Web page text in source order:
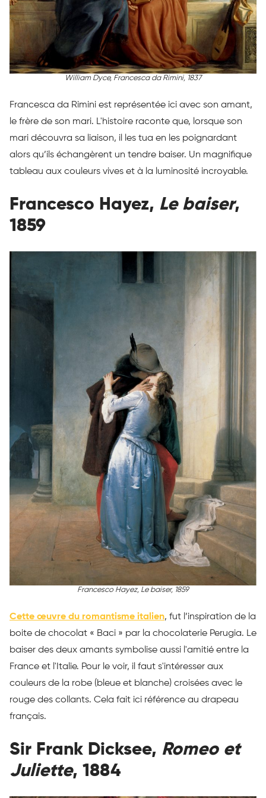
William Dyce, Francesca da Rimini, 1837
Francesca da Rimini est représentée ici avec son amant,
le frère de son mari. L'histoire raconte que, lorsque son
mari découvra sa liaison, il les tua en les poignardant
alors qu’ils échangèrent un tendre baiser. Un magnifique
tableau aux couleurs vives et à la luminosité incroyable.
Francesco Hayez, Le baiser,
1859
Francesco Hayez, Le baiser, 1859
Cette œuvre du romantisme italien, fut l’inspiration de la
boite de chocolat « Baci » par la chocolaterie Perugia. Le
baiser des deux amants symbolise aussi l'amitié entre la
France et l'Italie. Pour le voir, il faut s'intéresser aux
couleurs de la robe (bleue et blanche) croisées avec le
rouge des collants. Cela fait ici référence au drapeau
français.
Sir Frank Dicksee, Romeo et
Juliette, 1884